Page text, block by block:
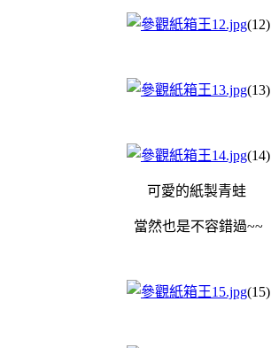
(12)
(13)
(14)
可愛的紙製青蛙
當然也是不容錯過~~
(15)